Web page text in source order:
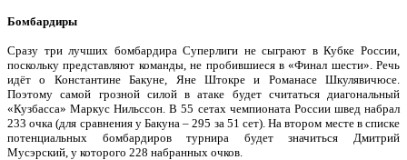
Бомбардиры
Сразу три лучших бомбардира Суперлиги не сыграют в Кубке России,
поскольку представляют команды, не пробившиеся в «Финал шести». Речь
идёт о Константине Бакуне, Яне Штокре и Романасе Шкулявичюсе.
Поэтому самой грозной силой в атаке будет считаться диагональный
«Кузбасса» Маркус Нильссон. В 55 сетах чемпионата России швед набрал
233 очка (для сравнения у Бакуна – 295 за 51 сет). На втором месте в списке
потенциальных бомбардиров турнира будет значиться Дмитрий
Мусэрский, у которого 228 набранных очков.